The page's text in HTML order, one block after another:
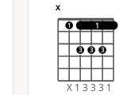
x
1
1
3 3 3
X 1 3 3 3 1